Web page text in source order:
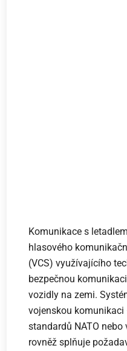
Komunikace s
hlasového
(VCS) využívajícího
bezpečnou
vozidly na zemi.
vojenskou
standardů NATO
rovněž splňuje